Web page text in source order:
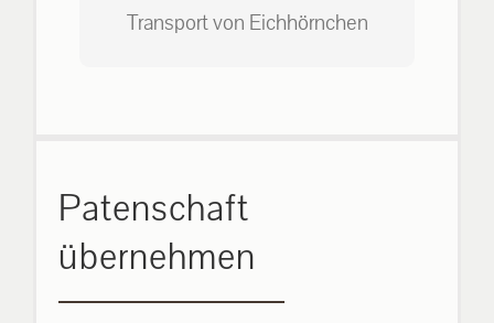
Transport von Eichhörnchen
auf: 0162-7909946
Patenschaft
übernehmen